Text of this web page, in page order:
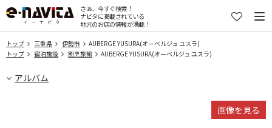
さぁ、今すぐ検索！
ナビタに掲載されている
地元のお店の情報が満載！
トップ 三重県 伊勢市
AUBERGE YUSURA(オーベルジュ ユスラ)
トップ
宿泊施設 割烹旅館 AUBERGE YUSURA(オーベルジュ ユスラ)
アルバム
画像を見る